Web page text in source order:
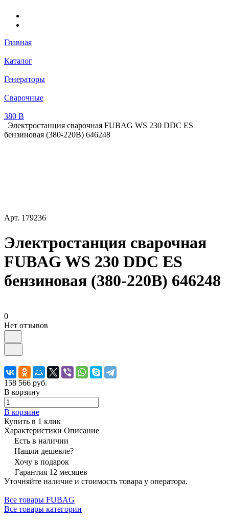
Главная
Каталог
Генераторы
Сварочные
380 В
Электростанция сварочная FUBAG WS 230 DDC ES
бензиновая (380-220В) 646248
Арт. 179236
Электростанция сварочная
FUBAG WS 230 DDC ES
бензиновая (380-220В) 646248
0
Нет отзывов
158 566 руб.
В корзину
В корзине
Купить в 1 клик
Характеристики Описание
Есть в наличии
Нашли дешевле?
Хочу в подарок
Гарантия 12 месяцев
Уточняйте наличие и стоимость товара у оператора.
Все товары FUBAG
Все товары категории